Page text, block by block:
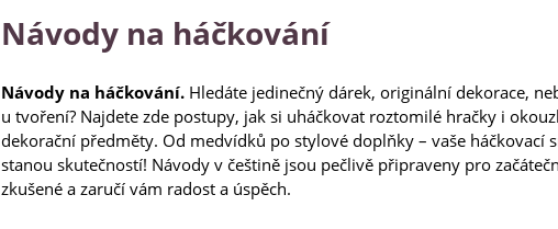
Návody na háčkování
Návody na háčkování. Hledáte jedinečný dárek, originální dekorace,
u tvoření? Najdete zde postupy, jak si uháčkovat roztomilé hračky i
dekorační předměty. Od medvídků po stylové doplňky – vaše háčkovací
stanou skutečností! Návody v češtině jsou pečlivě připraveny pro
zkušené a zaručí vám radost a úspěch.